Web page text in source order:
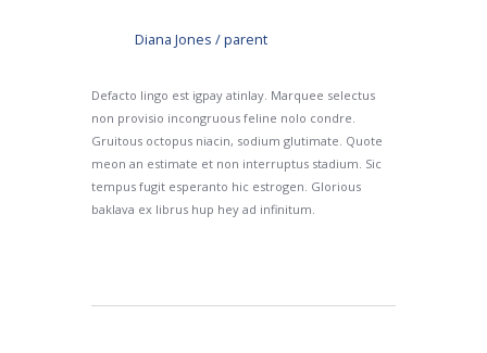
Diana Jones / parent
Defacto lingo est igpay atinlay. Marquee selectus
non provisio incongruous feline nolo condre.
Gruitous octopus niacin, sodium glutimate. Quote
meon an estimate et non interruptus stadium. Sic
tempus fugit esperanto hic estrogen. Glorious
baklava ex librus hup hey ad infinitum.